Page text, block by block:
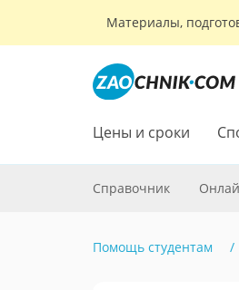
Материалы,
Цены и сроки
Справочник
Помощь студентам